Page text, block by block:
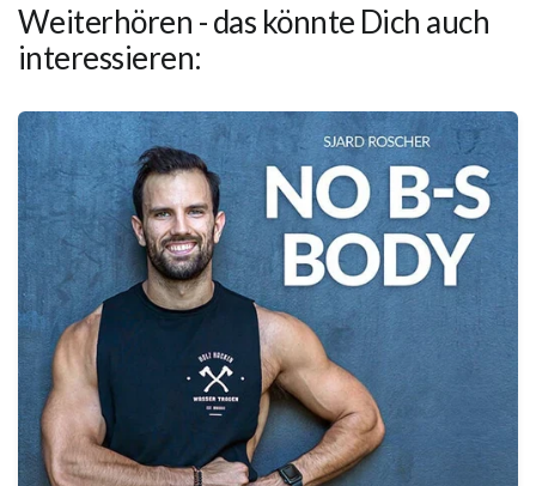
Weiterhören - das könnte Dich auch
interessieren: